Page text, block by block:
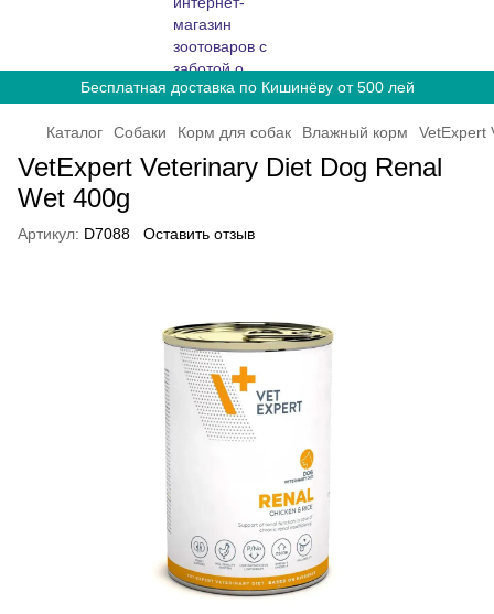
Бесплатная доставка по Кишинёву от 500 лей
Каталог Собаки Корм для собак Влажный корм VetExpert
VetExpert Veterinary Diet Dog Renal
Wet 400g
Артикул: D7088 Оставить отзыв